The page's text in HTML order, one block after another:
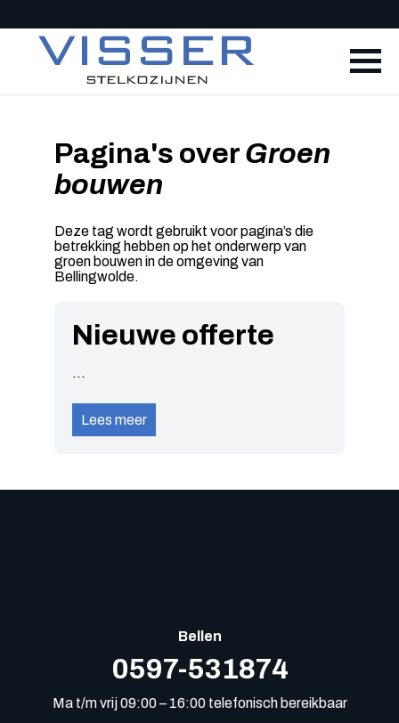
Pagina's over Groen
bouwen
Deze tag wordt gebruikt voor pagina’s die
betrekking hebben op het onderwerp van
groen bouwen in de omgeving van
Bellingwolde.
Nieuwe offerte
...
Lees meer
Bellen
0597-531874
Ma t/m vrij 09:00 – 16:00 telefonisch bereikbaar